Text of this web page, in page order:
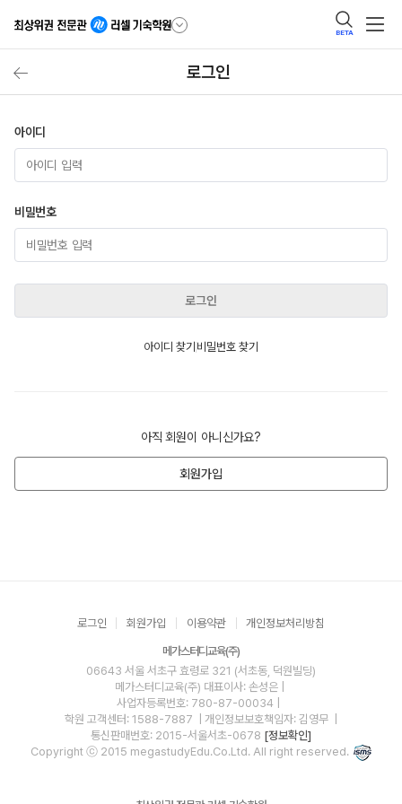
BETA
로그인
아이디
비밀번호
로그인
아이디 찾기 비밀번호 찾기
아직 회원이 아니신가요?
회원가입
로그인 회원가입 이용약관 개인정보처리방침
메가스터디교육(주)
06643 서울 서초구 효령로 321 (서초동, 덕원빌딩)
메가스터디교육(주) 대표이사: 손성은 |
사업자등록번호: 780-87-00034
학원 고객센터: 1588-7887
| 개인정보보호책임자: 김영무
통신판매번호: 2015-서울서초-0678 [정보확인]
Copyright ⓒ 2015 megastudyEdu.Co.Ltd. All right reserved.